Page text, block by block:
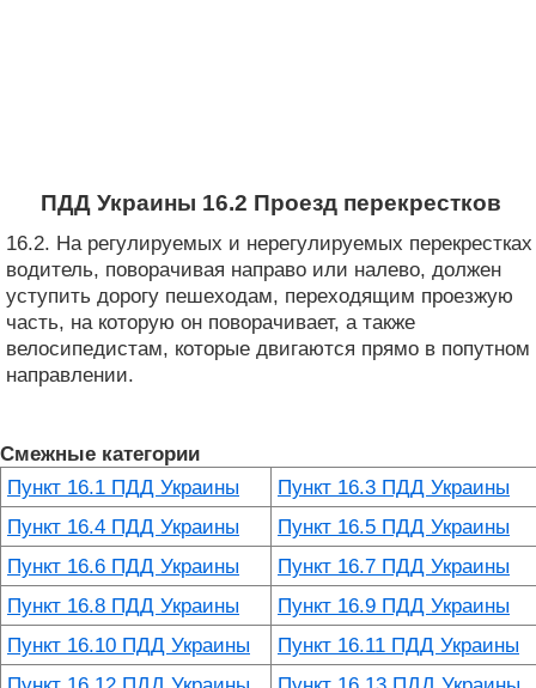
ПДД Украины 16.2 Проезд перекрестков
16.2. На регулируемых и нерегулируемых перекрестках
водитель, поворачивая направо или налево, должен
уступить дорогу пешеходам, переходящим проезжую
часть, на которую он поворачивает, а также
велосипедистам, которые двигаются прямо в попутном
направлении.
Смежные категории
Пункт 16.1 ПДД Украины
Пункт 16.3 ПДД Украины
Пункт 16.4 ПДД Украины
Пункт 16.5 ПДД Украины
Пункт 16.6 ПДД Украины
Пункт 16.7 ПДД Украины
Пункт 16.8 ПДД Украины
Пункт 16.9 ПДД Украины
Пункт 16.10 ПДД Украины
Пункт 16.11 ПДД Украины